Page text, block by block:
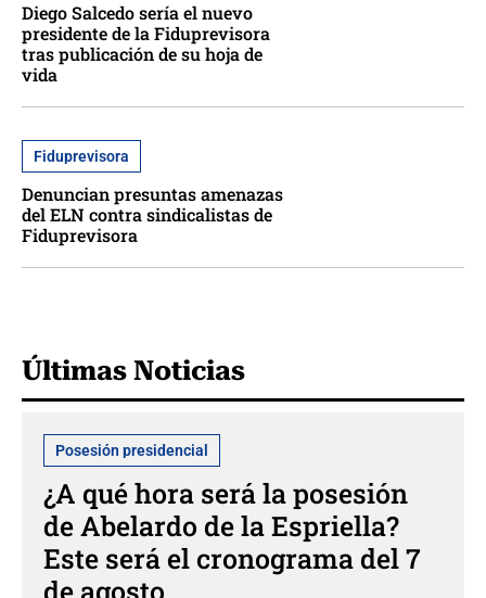
Diego Salcedo sería el nuevo
presidente de la Fiduprevisora
tras publicación de su hoja de
vida
Fiduprevisora
Denuncian presuntas amenazas
del ELN contra sindicalistas de
Fiduprevisora
Últimas Noticias
Posesión presidencial
¿A qué hora será la posesión
de Abelardo de la Espriella?
Este será el cronograma del 7